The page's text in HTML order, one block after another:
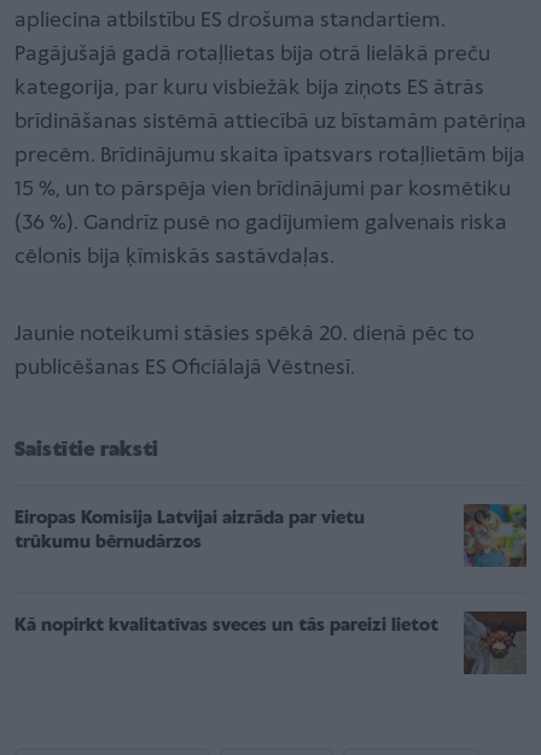
apliecina atbilstību ES drošuma standartiem.
Pagājušajā gadā rotaļlietas bija otrā lielākā preču
kategorija, par kuru visbiežāk bija ziņots ES ātrās
brīdināšanas sistēmā attiecībā uz bīstamām patēriņa
precēm. Brīdinājumu skaita īpatsvars rotaļlietām bija
15 %, un to pārspēja vien brīdinājumi par kosmētiku
(36 %). Gandrīz pusē no gadījumiem galvenais riska
cēlonis bija ķīmiskās sastāvdaļas.
Jaunie noteikumi stāsies spēkā 20. dienā pēc to
publicēšanas ES Oficiālajā Vēstnesī.
Saistītie raksti
Eiropas Komisija Latvijai aizrāda par vietu
trūkumu bērnudārzos
Kā nopirkt kvalitatīvas sveces un tās pareizi lietot